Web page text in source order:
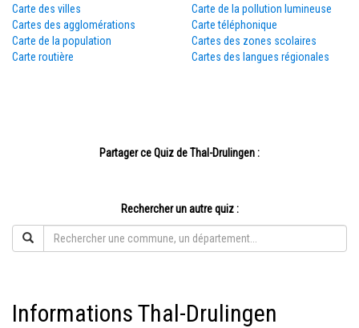
Carte des villes
Cartes des agglomérations
Carte de la population
Carte routière
Carte de la pollution lumineuse
Carte téléphonique
Cartes des zones scolaires
Cartes des langues régionales
Partager ce Quiz de Thal-Drulingen :
Rechercher un autre quiz :
Informations Thal-Drulingen